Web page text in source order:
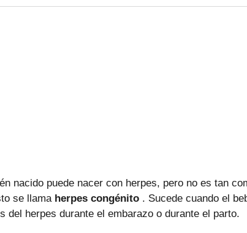
nacido puede nacer con herpes, pero no es tan
se llama herpes congénito . Sucede cuando el
del herpes durante el embarazo o durante el parto.